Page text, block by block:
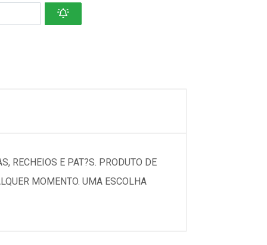
RECHEIOS E PAT?S. PRODUTO DE
MOMENTO. UMA ESCOLHA